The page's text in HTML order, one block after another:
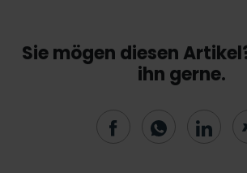
Sie mögen diesen
ihn gerne.